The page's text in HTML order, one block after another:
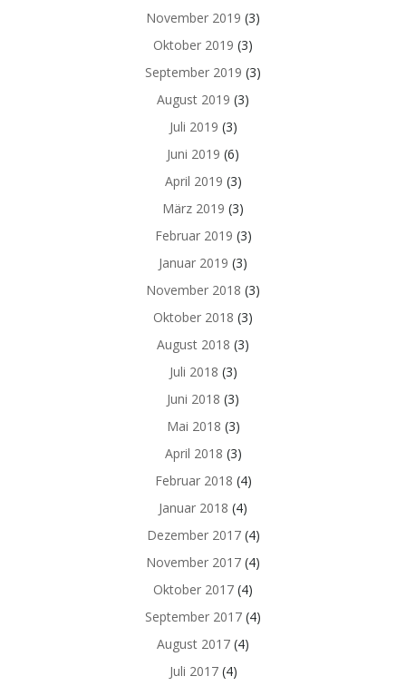
November 2019 (3)
Oktober 2019 (3)
September 2019 (3)
August 2019 (3)
Juli 2019 (3)
Juni 2019 (6)
April 2019 (3)
März 2019 (3)
Februar 2019 (3)
Januar 2019 (3)
November 2018 (3)
Oktober 2018 (3)
August 2018 (3)
Juli 2018 (3)
Juni 2018 (3)
Mai 2018 (3)
April 2018 (3)
Februar 2018 (4)
Januar 2018 (4)
Dezember 2017(4)
November 2017 (4)
Oktober 2017 (4)
September 2017 (4)
August 2017 (4)
Juli 2017(4)